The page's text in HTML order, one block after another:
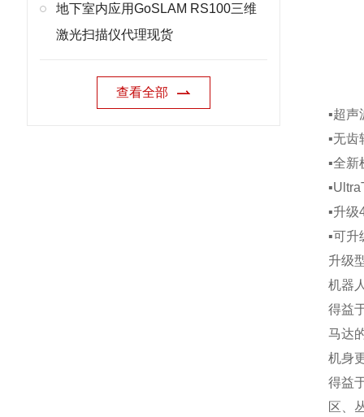
地下室内应用GoSLAM RS100三维
激光扫描仪代理现货
查看全部
▪超
▪无
▪全
▪升
▪可
升级
机器
得益
马达
机身
得益
区、